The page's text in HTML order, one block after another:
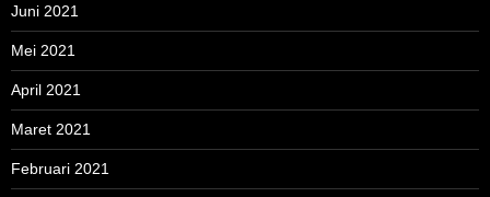
Juni 2021
Mei 2021
April 2021
Maret 2021
Februari 2021